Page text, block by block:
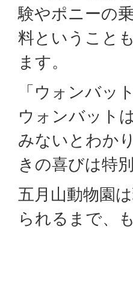
験やポニーの
料ということ
ます。
「ウォンバッ
ウォンバット
みないとわか
きの喜びは特別
五月山動物園
られるまで、